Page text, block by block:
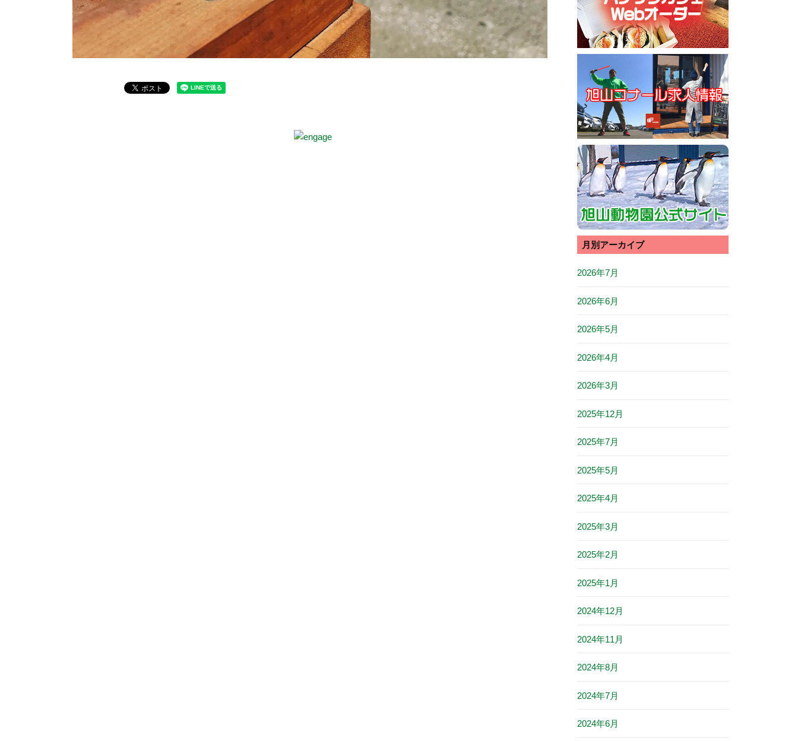
月別アーカイブ
2026年7月
2026年6月
2026年5月
2026年4月
2026年3月
2025年12月
2025年7月
2025年5月
2025年4月
2025年3月
2025年2月
2025年1月
2024年12月
2024年11月
2024年8月
2024年7月
2024年6月